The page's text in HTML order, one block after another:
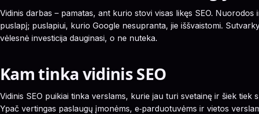
Vidinis darbas – pamatas, ant kurio stovi visas likęs SEO.
puslapį; puslapiui, kurio Google nesupranta, jie iššvaistomi.
vėlesnė investicija dauginasi, o ne nuteka.
Kam tinka vidinis SEO
Vidinis SEO puikiai tinka verslams, kurie jau turi svetainę ir šiek
Ypač vertingas paslaugų įmonėms, e‑parduotuvėms ir vietos